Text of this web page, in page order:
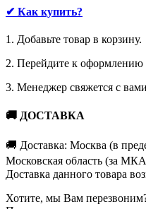
✔ Как купить?
1. Добавьте товар в корзину.
2. Перейдите к оформлению
3. Менеджер свяжется с
🚚 ДОСТАВКА
🚚 Доставка: Москва (в
Московская область (за
Доставка данного товара
Хотите, мы Вам